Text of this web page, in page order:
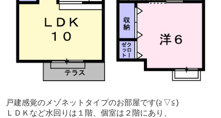
戸建感覚のメゾネットタイプのお部屋です(≧▽≦)
ＬＤＫなど水回りは１階、個室は２階にあり、